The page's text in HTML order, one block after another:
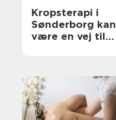
Kropsterapi i
Sønderborg kan
være en vej til